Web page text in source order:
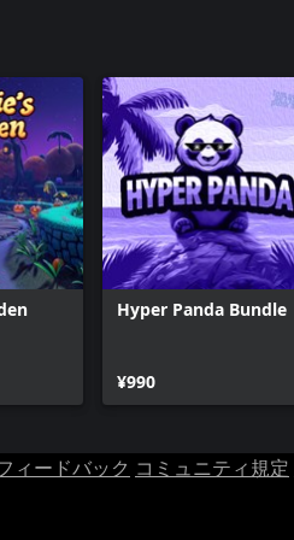
Hyper Panda Bundle
¥990
ィードバック コミュニティ規定